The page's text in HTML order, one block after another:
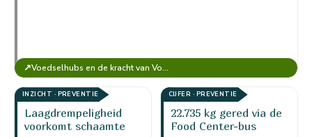
↗ Voedselhubs en de kracht van Voedselcirkel Amsterdam
INZICHT · PREVENTIE
Laagdrempeligheid
voorkomt schaamte
CIJFER · PREVENTIE
22.735 kg gered via de
Food Center-bus